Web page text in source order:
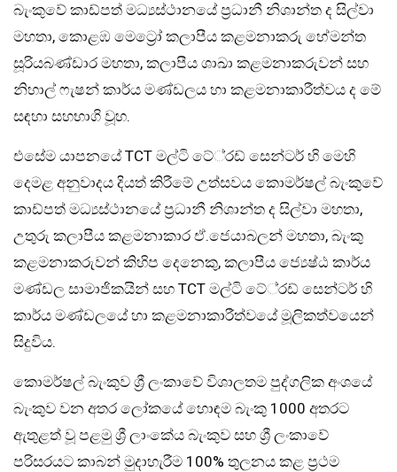
බැංකුවේ කාඩ්පත් මධ්‍යස්ථානයේ ප්‍රධානී නිශාන්ත ද සිල්වා
මහතා, කොළඹ මෙට්‍රෝ කලාපීය කළමනාකරු හේමන්ත
සූරියබණ්ඩාර මහතා, කලාපීය ශාඛා කළමනාකරුවන් සහ
නිහාල් ෆැෂන් කාර්ය මණ්ඩලය හා කළමනාකාරීත්වය ද මේ
සඳහා සහභාගි වූහ.
එසේම යාපනයේ TCT මල්ටි ටේ‍්‍රඩ් සෙන්ටර් හි මෙහි
දෙමළ අනුවාදය දියත් කිරීමේ උත්සවය කොමර්ෂල් බැංකුවේ
කාඩ්පත් මධ්‍යස්ථානයේ ප්‍රධානී නිශාන්ත ද සිල්වා මහතා,
උතුරු කලාපීය කළමනාකාර ඒ.ජෙයාබලන් මහතා, බැංකු
කළමනාකරුවන් කිහිප දෙනෙකු, කලාපීය ජ්‍යෙෂ්ඨ කාර්ය
මණ්ඩල සාමාජිකයින් සහ TCT මල්ටි ටේ‍්‍රඩ් සෙන්ටර් හි
කාර්ය මණ්ඩලයේ හා කළමනාකාරීත්වයේ මූලිකත්වයෙන්
සිදුවිය.
කොමර්ෂල් බැංකුව ශ්‍රී ලංකාවේ විශාලතම පුද්ගලික අංශයේ
බැංකුව වන අතර ලෝකයේ හොඳම බැංකු 1000 අතරට
ඇතුළත් වූ පළමු ශ්‍රී ලාංකේය බැංකුව සහ ශ්‍රී ලංකාවේ
පරිසරයට කාබන් මුදාහැරීම 100% තුලනය කළ ප්‍රථම